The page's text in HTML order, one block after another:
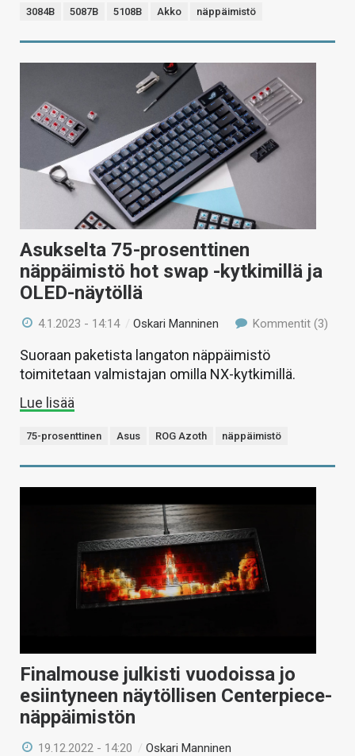
3084B 5087B 5108B Akko näppäimistö
Asukselta 75-prosenttinen
näppäimistö hot swap -kytkimillä ja
OLED-näytöllä
4.1.2023 - 14:14 /Oskari Manninen Kommentit (3)
Suoraan paketista langaton näppäimistö
toimitetaan valmistajan omilla NX-kytkimillä.
Lue lisää
75-prosenttinen Asus ROG Azoth näppäimistö
Finalmouse julkisti vuodoissa jo
esiintyneen näytöllisen Centerpiece-
näppäimistön
19.12.2022 - 14:20 /Oskari Manninen